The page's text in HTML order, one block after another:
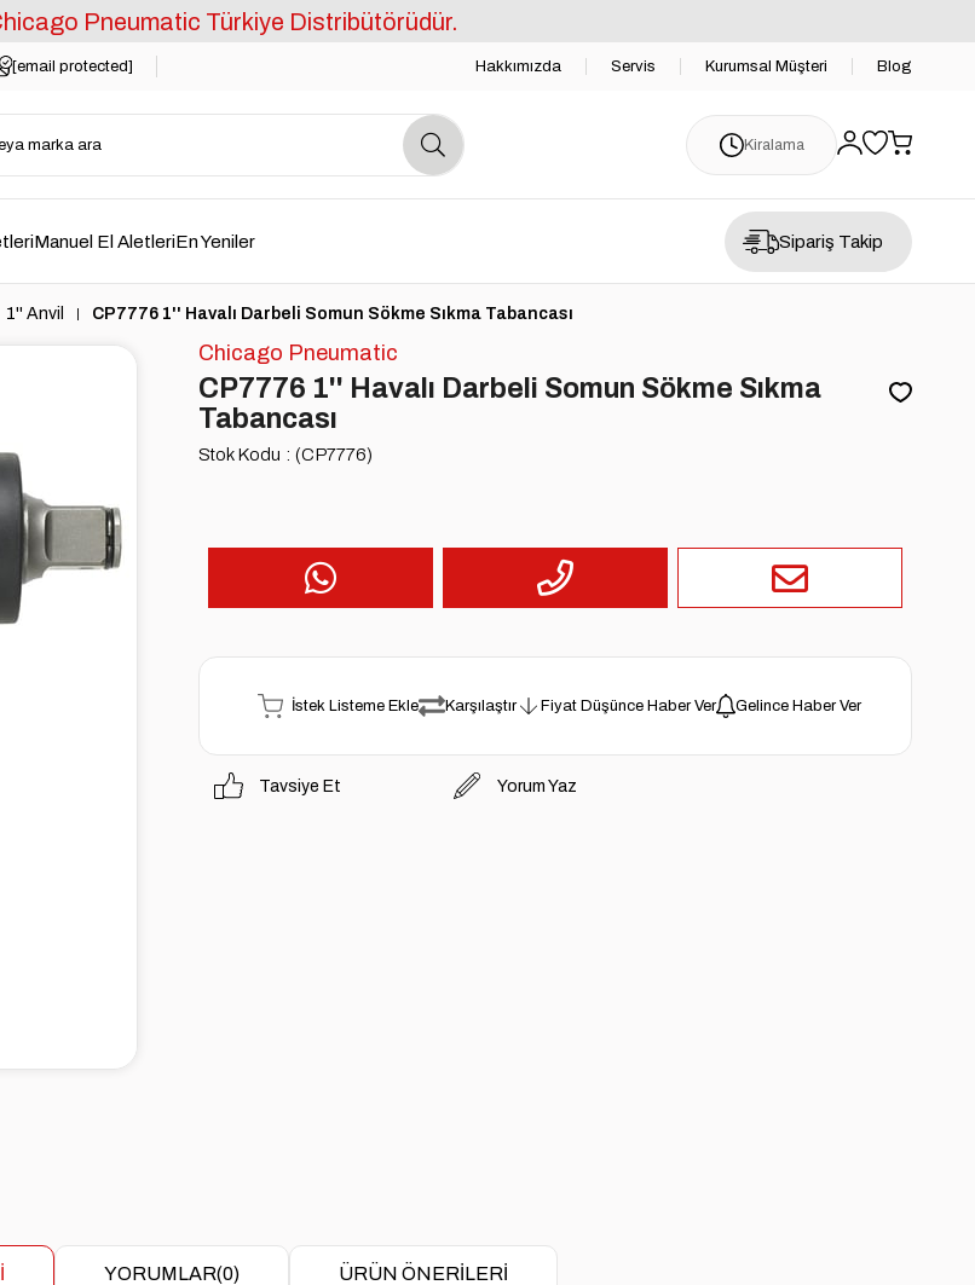
Pneumatic Türkiye Distribütörüdür.
[email protected] Hakkımızda Servis Kurumsal Müşteri Blog
Kiralama
Manuel El AletleriEn Yeniler Sipariş Takip
1'' Anvil CP7776 1'' Havalı Darbeli Somun Sökme Sıkma Tabancası
Chicago Pneumatic
CP7776 1'' Havalı Darbeli Somun Sökme Sıkma
Tabancası
Stok Kodu (CP7776)
İstek Listeme Ekle Karşılaştır Fiyat Düşünce Haber Ver Gelince Haber Ver
Tavsiye Et Yorum Yaz
YORUMLAR(0) ÜRÜN ÖNERILERI